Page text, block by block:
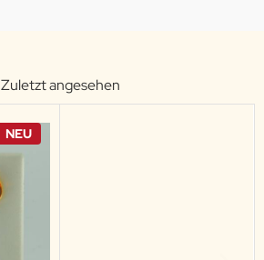
Zuletzt angesehen
NEU